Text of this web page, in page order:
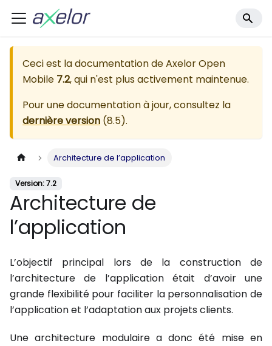
Ceci est la documentation deAxelor Open
Mobile 7.2, qui n'est plus activement maintenue.
Pour une documentation à jour, consultez la
dernière version (8.5).
Architecture de l’application
Version: 7.2
Architecture de
l’application
L’objectif principal lors de la construction de
l’architecture de l’application était d’avoir une
grande flexibilité pour faciliter la personnalisation de
l’application et l’adaptation aux projets clients.
Une architecture modulaire a donc été mise en